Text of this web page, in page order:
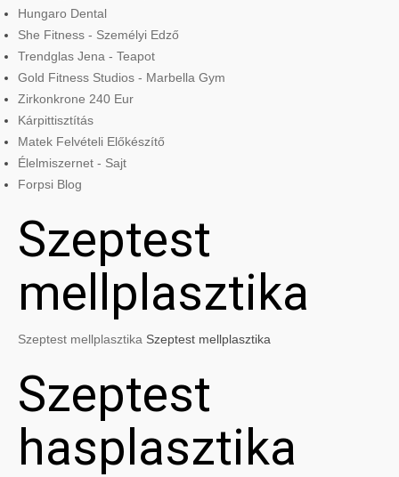
Hungaro Dental
She Fitness - Személyi Edző
Trendglas Jena - Teapot
Gold Fitness Studios - Marbella Gym
Zirkonkrone 240 Eur
Kárpittisztítás
Matek Felvételi Előkészítő
Élelmiszernet - Sajt
Forpsi Blog
Szeptest
mellplasztika
Szeptest mellplasztika Szeptest mellplasztika
Szeptest
hasplasztika